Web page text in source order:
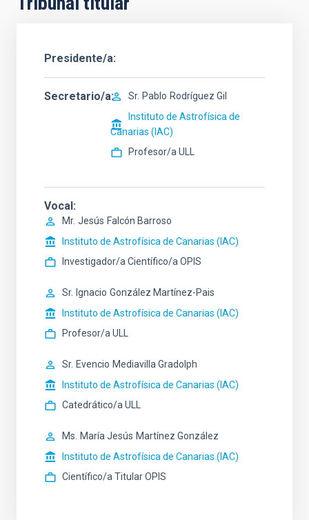
Presidente/a
Secretario/a Sr. Pablo Rodríguez Gil
Instituto de Astrofísica de
Canarias (IAC)
Profesor/a ULL
Vocal
Mr. Jesús Falcón Barroso
Instituto de Astrofísica de Canarias (IAC)
Investigador/a Científico/a OPIS
Sr. Ignacio González Martínez-Pais
Instituto de Astrofísica de Canarias (IAC)
Profesor/a ULL
Sr. Evencio Mediavilla Gradolph
Instituto de Astrofísica de Canarias (IAC)
Catedrático/a ULL
Ms. María Jesús Martínez González
Instituto de Astrofísica de Canarias (IAC)
Científico/a Titular OPIS